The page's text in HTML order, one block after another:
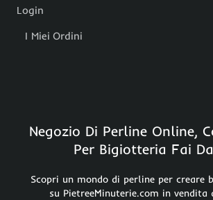
Login
I Miei Ordini
Negozio Di Perline Online,
Per Bigiotteria Fai
Scopri un mondo di perline per creare
su PietreeMinuterie.com in vendita